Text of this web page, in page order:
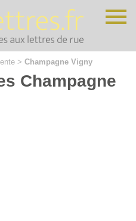
> Champagne Vigny
Champagne